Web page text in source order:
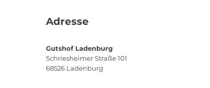
Adresse
Gutshof Ladenburg
Schriesheimer Straße 101
68526 Ladenburg